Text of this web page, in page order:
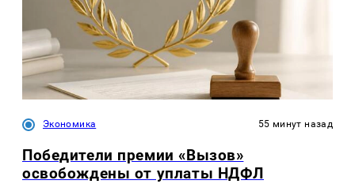
Экономика 55 минут назад
Победители премии «Вызов»
освобождены от уплаты НДФЛ